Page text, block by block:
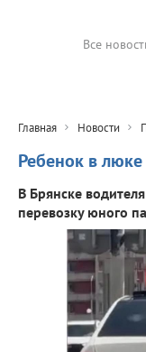
Все
Главная Новости
Ребенок в люке
В Брянске
перевозку юного